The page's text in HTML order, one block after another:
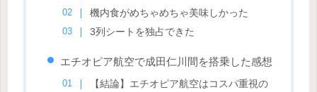
機内食がめちゃめちゃ美味しかった
3列シートを独占できた
エチオピア航空で成田仁川間を搭乗した感想
【結論】エチオピア航空はコスパ重視の